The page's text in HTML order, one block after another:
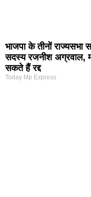
भाजपा के तीनों राज्यसभा
सदस्य रजनीश
सकते हैं रद्द
Today Mp Express